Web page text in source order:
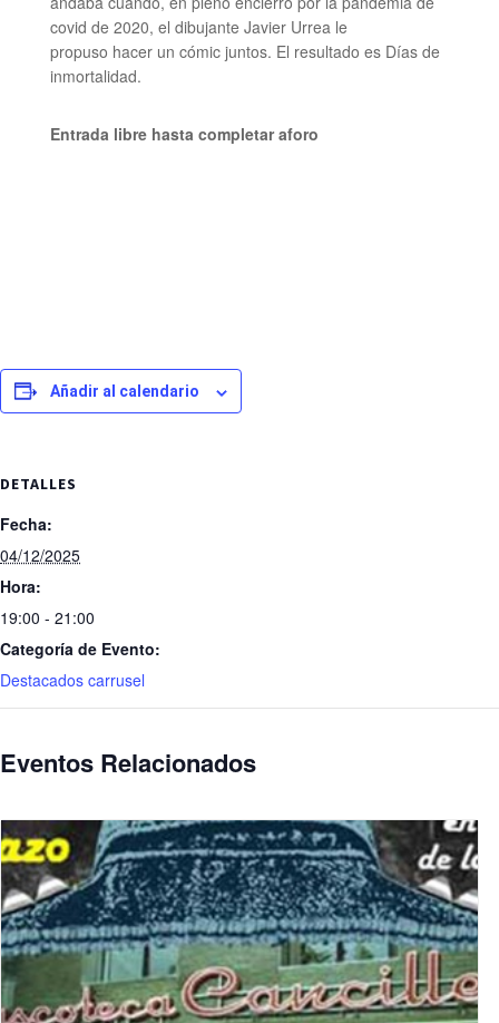
covid de 2020, el dibujante Javier Urrea le
propuso hacer un cómic juntos. El resultado es Días de
inmortalidad.
Entrada libre hasta completar aforo
Añadir al calendario
DETALLES
Fecha:
04/12/2025
Hora:
19:00 - 21:00
Categoría de Evento:
Destacados carrusel
Eventos Relacionados